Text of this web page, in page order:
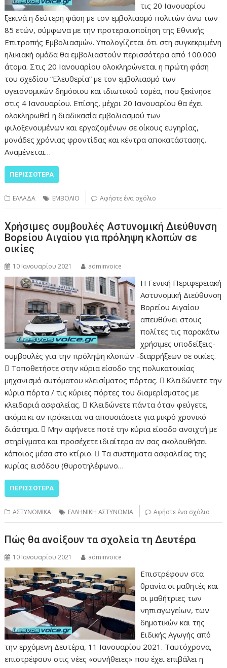
τις 20 Ιανουαρίου
ξεκινά η δεύτερη φάση με τον εμβολιασμό πολιτών άνω των
85 ετών, σύμφωνα με την προτεραιοποίηση της Εθνικής
Επιτροπής Εμβολιασμών. Υπολογίζεται ότι στη συγκεκριμένη
ηλικιακή ομάδα θα εμβολιαστούν περισσότερα από 100.000
άτομα. Στις 20 Ιανουαρίου ολοκληρώνεται η πρώτη φάση
του σχεδίου “Ελευθερία” με τον εμβολιασμό των
υγειονομικών δημόσιου και ιδιωτικού τομέα, που ξεκίνησε
στις 4 Ιανουαρίου. Επίσης, μέχρι 20 Ιανουαρίου θα έχει
ολοκληρωθεί η διαδικασία εμβολιασμού των
φιλοξενουμένων και εργαζομένων σε οίκους ευγηρίας,
μονάδες χρόνιας φροντίδας και κέντρα αποκατάστασης.
Αναμένεται…
ΠΕΡΙΣΣΌΤΕΡΑ
ΕΛΛΑΔΑ ΕΜΒΟΛΙΟ Αφήστε ένα σχόλιο
Χρήσιμες συμβουλές Αστυνομική Διεύθυνση
Βορείου Αιγαίου για πρόληψη κλοπών σε
οικίες
10 Ιανουαρίου 2021 adminvoice
Η Γενική Περιφερειακή
Αστυνομική Διεύθυνση
Βορείου Αιγαίου
απευθύνει στους
πολίτες τις παρακάτω
χρήσιμες υποδείξεις-
συμβουλές για την πρόληψη κλοπών -διαρρήξεων σε οικίες.
 Τοποθετήστε στην κύρια είσοδο της πολυκατοικίας
μηχανισμό αυτόματου κλεισίματος πόρτας.  Κλειδώνετε την
κύρια πόρτα / τις κύριες πόρτες του διαμερίσματος µε
κλειδαριά ασφαλείας.  Κλειδώνετε πάντα όταν φεύγετε,
ακόμα κι αν πρόκειται να απουσιάσετε για μικρό χρονικό
διάστημα.  Μην αφήνετε ποτέ την κύρια είσοδο ανοιχτή µε
στηρίγματα και προσέχετε ιδιαίτερα αν σας ακολουθήσει
κάποιος μέσα στο κτίριο.  Τα συστήματα ασφαλείας της
κυρίας εισόδου (θυροτηλέφωνο…
ΠΕΡΙΣΣΌΤΕΡΑ
ΑΣΤΥΝΟΜΙΚΑ ΕΛΛΗΝΙΚΗ ΑΣΤΥΝΟΜΙΑ Αφήστε ένα σχόλιο
Πώς θα ανοίξουν τα σχολεία τη Δευτέρα
10 Ιανουαρίου 2021 adminvoice
Επιστρέφουν στα
θρανία οι μαθητές και
οι μαθήτριες των
νηπιαγωγείων, των
δημοτικών και της
Ειδικής Αγωγής από
την ερχόμενη Δευτέρα, 11 Ιανουαρίου 2021. Ταυτόχρονα,
επιστρέφουν στις νέες «συνήθειες» που έχει επιβάλει η